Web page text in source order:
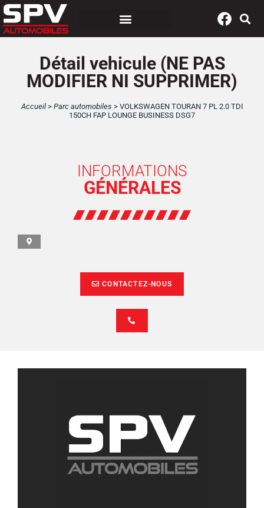
Panneau de gestion des cookies
Détail vehicule (NE PAS
MODIFIER NI SUPPRIMER)
Accueil> Parc automobiles > VOLKSWAGEN TOURAN 7 PL 2.0 TDI
150CH FAP LOUNGE BUSINESS DSG7
INFORMATIONS
GÉNÉRALES
CONTACTEZ-NOUS